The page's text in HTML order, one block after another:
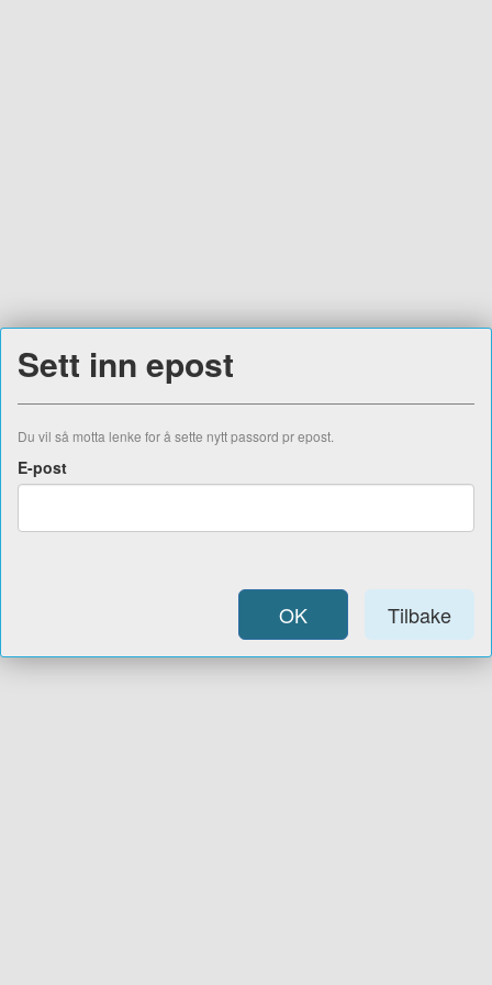
Sett inn epost
Du vil så motta lenke for å sette nytt passord pr epost.
E-post
OK Tilbake